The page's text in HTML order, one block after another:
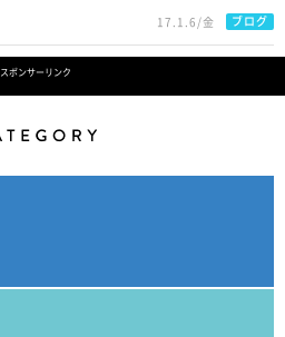
17.1.6/金 ブログ
スポンサーリンク